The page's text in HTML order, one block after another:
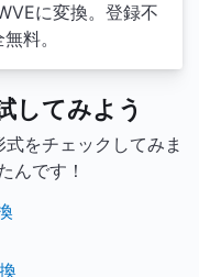
に変換。登録不
料。
してみよう
をチェックしてみま
んです！